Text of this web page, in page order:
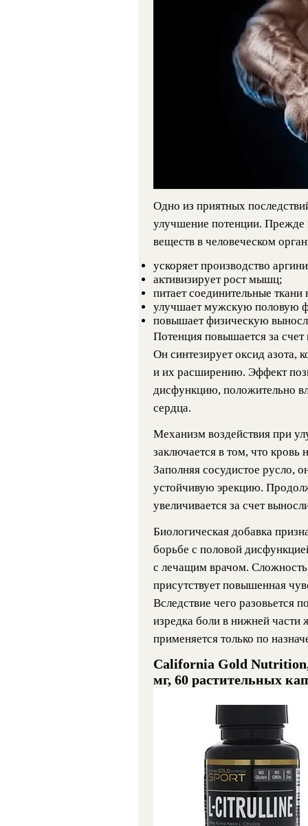
Одно из приятных
улучшение потенции. Прежде
веществ в человеческом
ускоряет производство
активизирует рост мышц;
питает соединительные
улучшает мужскую половую
повышает физическую
Потенция повышается за
Он синтезирует оксид азота,
и их расширению. Эффект
дисфункцию, положительно
сердца.
Механизм воздействия при
заключается в том, что
Заполняя сосудистое русло,
устойчивую эрекцию.
увеличивается за счет
Биологическая добавка
борьбе с половой
с лечащим врачом.
присутствует повышенная
Вследствие чего разовьется
изредка боли в нижней части
применяется только по
California Gold
мг, 60 растительных